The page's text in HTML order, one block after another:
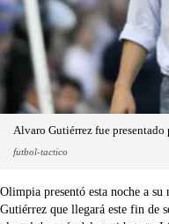
Alvaro Gutiérrez fue
futbol-tactico
Olimpia presentó esta noche a
Gutiérrez que llegará este fin de